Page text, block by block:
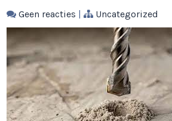
Geen reacties | Uncategorized